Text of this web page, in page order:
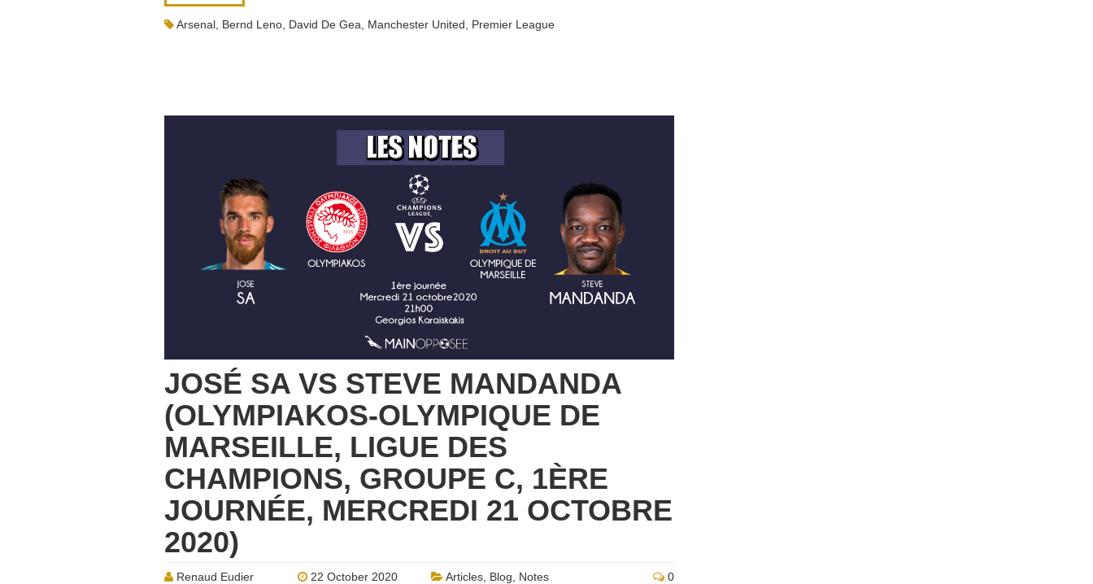
Arsenal Bernd Leno David De Gea Manchester United Premier League
JOSÉ SA VS STEVE MANDANDA
(OLYMPIAKOS-OLYMPIQUE DE
MARSEILLE, LIGUE DES
CHAMPIONS, GROUPE C, 1ÈRE
JOURNÉE, MERCREDI 21 OCTOBRE
2020)
Renaud Eudier 22 October 2020 Articles Blog Notes 0